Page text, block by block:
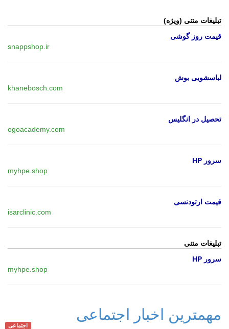
تبلیغات متنی (ویژه)
قیمت روز گوشی
snappshop.ir
لباسشویی بوش
khanebosch.com
تحصیل در انگلیس
ogoacademy.com
سرور HP
myhpe.shop
قیمت ارتودنسی
isarclinic.com
تبلیغات متنی
سرور HP
myhpe.shop
مهمترین اخبار اجتماعی
اجتماعی